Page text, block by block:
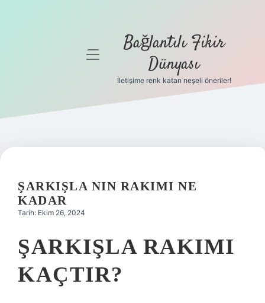
Gizlilik
Hakkımızda
menüyü
Bağlantılı Fikir
Dünyası
İletişime renk katan neşeli öneriler!
ŞARKIŞLA NIN RAKIMI NE
KADAR
Tarih: Ekim 26, 2024
ŞARKIŞLA RAKIMI
KAÇTIR?